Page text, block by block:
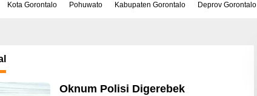
Kota Gorontalo Pohuwato Kabupaten Gorontalo Deprov Gorontalo
Oknum Polisi Digerebek